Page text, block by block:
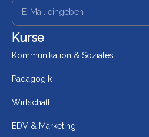
Kurse
Kommunikation & Soziales
Pädagogik
Wirtschaft
EDV & Marketing